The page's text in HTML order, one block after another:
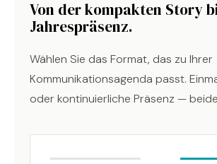
Von der kompakten Story
Jahrespräsenz.
Wählen Sie das Format, das zu Ihrer
Kommunikationsagenda passt.
oder kontinuierliche Präsenz —